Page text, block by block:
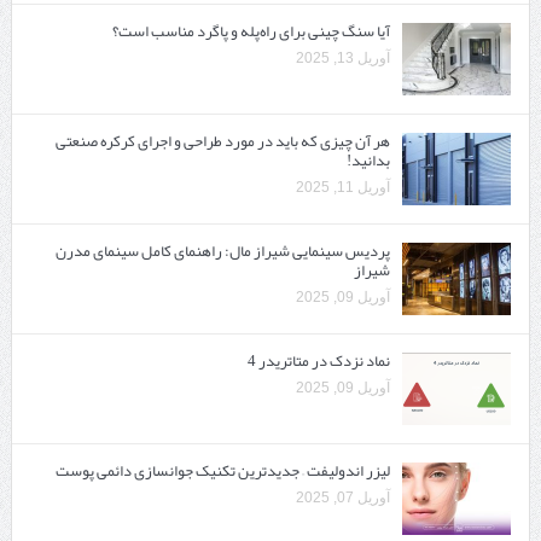
آیا سنگ چینی برای راه‌پله و پاگرد مناسب است؟
آوریل 13, 2025
هر آن چیزی که باید در مورد طراحی و اجرای کرکره صنعتی
بدانید!
آوریل 11, 2025
پردیس سینمایی شیراز مال: راهنمای کامل سینمای مدرن
شیراز
آوریل 09, 2025
نماد نزدک در متاتریدر 4
آوریل 09, 2025
لیزر اندولیفت – جدیدترین تکنیک جوانسازی دائمی پوست
آوریل 07, 2025